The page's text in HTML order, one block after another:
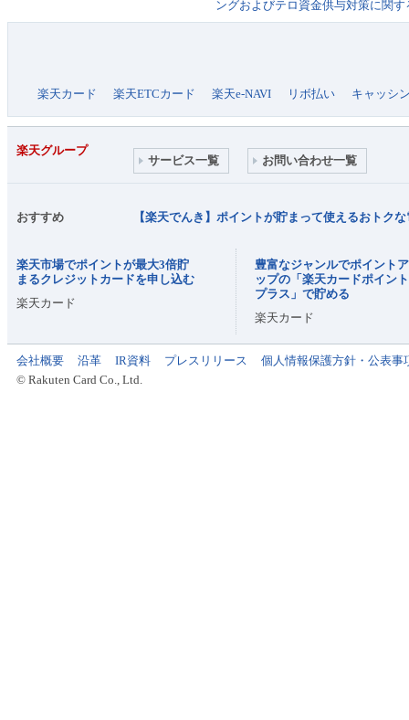
ングおよびテロ資金供与対策に関
楽天カード 楽天ETCカード 楽天e-NAVI リボ払い キャッシ
楽天グループ
サービス一覧 お問い合わせ一覧
おすすめ 【楽天でんき】ポイントが貯まって使えるおトク
楽天市場でポイントが最大3倍貯
まるクレジットカードを申し込む
楽天カード
豊富なジャンルでポイントア
ップの「楽天カードポイント
プラス」で貯める
楽天カード
会社概要 沿革 IR資料 プレスリリース
個人情報保護方針・公表事
© Rakuten Card Co., Ltd.